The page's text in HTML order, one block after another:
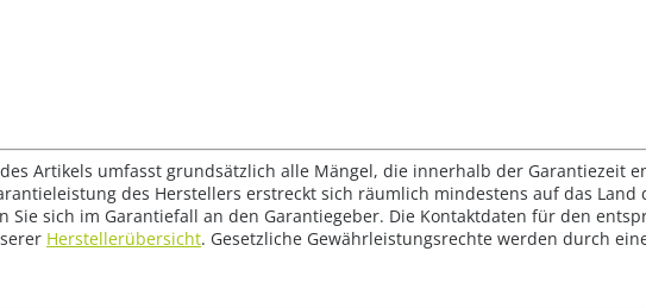
Artikels umfasst grundsätzlich alle Mängel, die innerhalb der Garantiezeit
des Herstellers erstreckt sich räumlich mindestens auf das Land
Sie sich im Garantiefall an den Garantiegeber. Die Kontaktdaten für den
Herstellerübersicht. Gesetzliche Gewährleistungsrechte werden durch